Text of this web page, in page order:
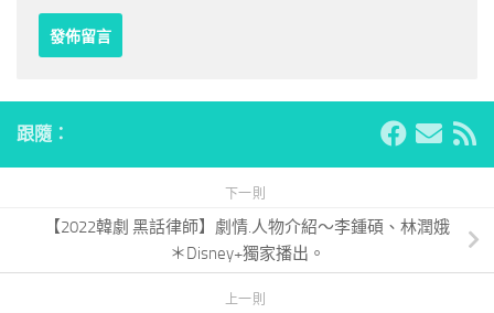
跟隨：
下一則
【2022韓劇 黑話律師】劇情.人物介紹～李鍾碩、林潤娥
＊Disney+獨家播出。
上一則